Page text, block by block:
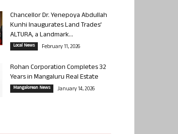
Chancellor Dr. Yenepoya Abdullah
Kunhi Inaugurates Land Trades’
ALTURA, a Landmark...
Local News February 11, 2026
Rohan Corporation Completes 32
Years in Mangaluru Real Estate
Mangalorean News January 14, 2026